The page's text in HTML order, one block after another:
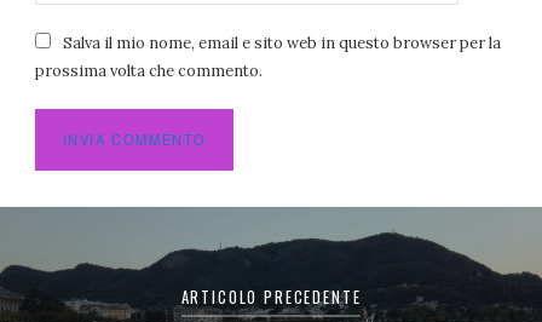
Salva il mio nome, email e sito web in questo browser per la
prossima volta che commento.
Navigazione
articoli
ARTICOLO PRECEDENTE